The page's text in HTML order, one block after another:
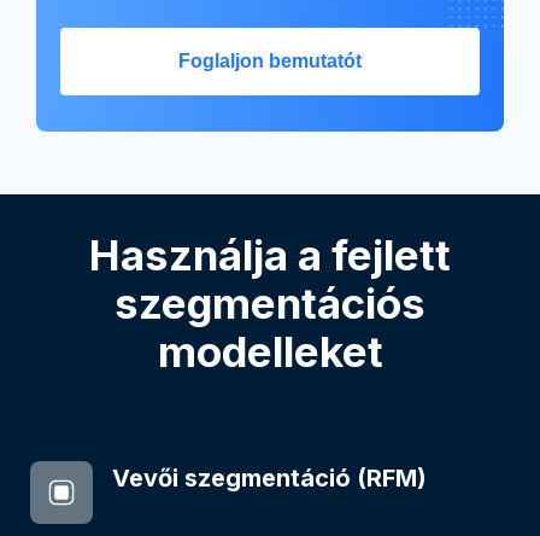
Foglaljon bemutatót
Használja a fejlett
szegmentációs
modelleket
Vevői szegmentáció (RFM)